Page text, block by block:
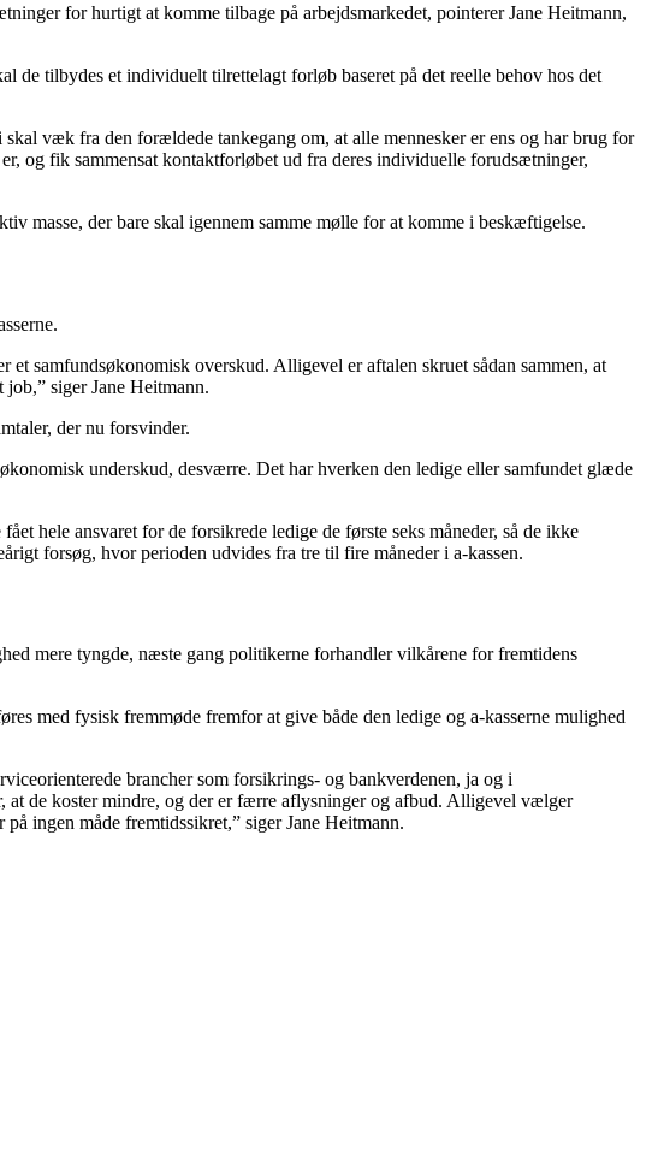
for hurtigt at komme tilbage på arbejdsmarkedet, pointerer Jane Heitmann,
de tilbydes et individuelt tilrettelagt forløb baseret på det reelle behov hos det
væk fra den forældede tankegang om, at alle mennesker er ens og har brug for
og fik sammensat kontaktforløbet ud fra deres individuelle forudsætninger,
masse, der bare skal igennem samme mølle for at komme i beskæftigelse.
samfundsøkonomisk overskud. Alligevel er aftalen skruet sådan sammen, at
siger Jane Heitmann.
der nu forsvinder.
underskud, desværre. Det har hverken den ledige eller samfundet glæde
hele ansvaret for de forsikrede ledige de første seks måneder, så de ikke
forsøg, hvor perioden udvides fra tre til fire måneder i a-kassen.
mere tyngde, næste gang politikerne forhandler vilkårene for fremtidens
med fysisk fremmøde fremfor at give både den ledige og a-kasserne mulighed
brancher som forsikrings- og bankverdenen, ja og i
at de koster mindre, og der er færre aflysninger og afbud. Alligevel vælger
ingen måde fremtidssikret,” siger Jane Heitmann.